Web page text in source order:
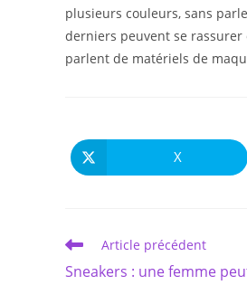
plusieurs couleurs, sans
derniers peuvent se
parlent de matériels de
Ouvrir
dans
X
Read
articles
Article précédent
Sneakers : une femme